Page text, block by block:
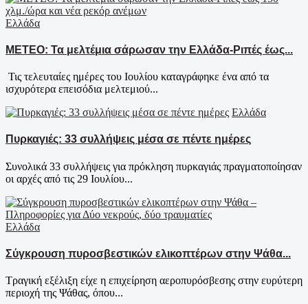
Ελλάδα
ΜΕΤΕΟ: Τα μελτέμια σάρωσαν την Ελλάδα-Ριπές έως...
Τις τελευταίες ημέρες του Ιουλίου καταγράφηκε ένα από τα
ισχυρότερα επεισόδια μελτεμιού...
Ελλάδα
Πυρκαγιές: 33 συλλήψεις μέσα σε πέντε ημέρες
Συνολικά 33 συλλήψεις για πρόκληση πυρκαγιάς πραγματοποίησαν
οι αρχές από τις 29 Ιουλίου...
Ελλάδα
Σύγκρουση πυροσβεστικών ελικοπτέρων στην Ψάθα...
Τραγική εξέλιξη είχε η επιχείρηση αεροπυρόσβεσης στην ευρύτερη
περιοχή της Ψάθας, όπου...